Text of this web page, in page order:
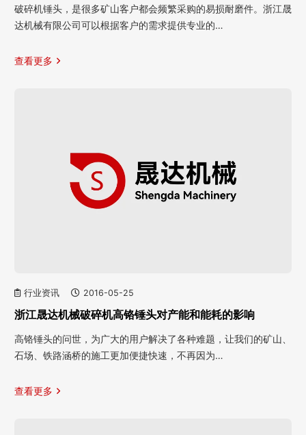
破碎机锤头，是很多矿山客户都会频繁采购的易损耐磨件。浙江晟
达机械有限公司可以根据客户的需求提供专业的…
查看更多
行业资讯 2016-05-25
浙江晟达机械破碎机高铬锤头对产能和能耗的影响
高铬锤头的问世，为广大的用户解决了各种难题，让我们的矿山、
石场、铁路涵桥的施工更加便捷快速，不再因为…
查看更多